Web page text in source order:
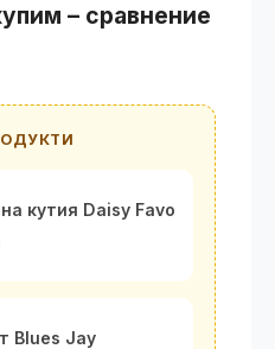
– сравнение
кутия Daisy Favo
Blues Jay